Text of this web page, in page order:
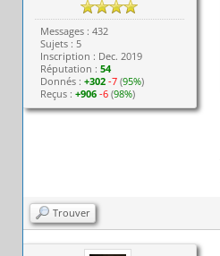
Messages : 432
Sujets : 5
Inscription : Dec. 2019
Réputation : 54
Donnés : +302 -7(95%)
Reçus : +906 -6(98%)
Trouver